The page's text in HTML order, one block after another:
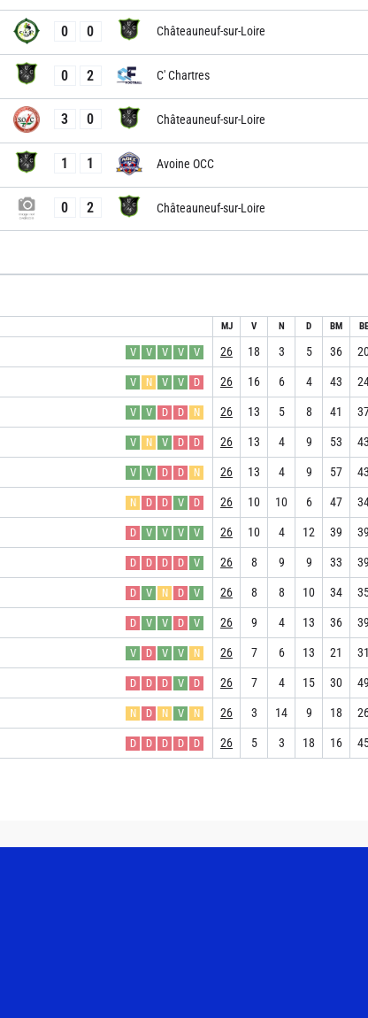
0 0 Châteauneuf-sur-Loire
0 2 C' Chartres
3 0 Châteauneuf-sur-Loire
1 1 Avoine OCC
0 2 Châteauneuf-sur-Loire
MJ V N D BM BE
V V V V V 26 18 3 5 36
V N V V D 26 16 6 4 43
V V D D N 26 13 5 8 41
V N V D D 26 13 4 9 53
V V D D N 26 13 4 9 57
N D D V D 26 10 10 6 47
D V V V V 26 10 4 12 39
D D D D V 26 8 9 9 33
D V N D V 26 8 8 10 34
D V V D V 26 9 4 13 36
V D V V N 26 7 6 13 21
D D D V D 26 7 4 15 30
N D N V N 26 3 14 9 18
D D D D D 26 5 3 18 16